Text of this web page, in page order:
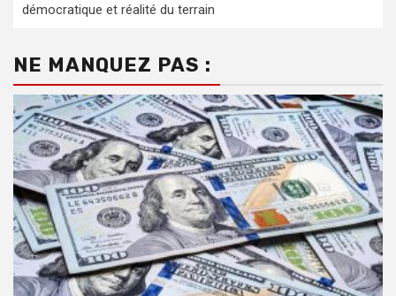
démocratique et réalité du terrain
NE MANQUEZ PAS :